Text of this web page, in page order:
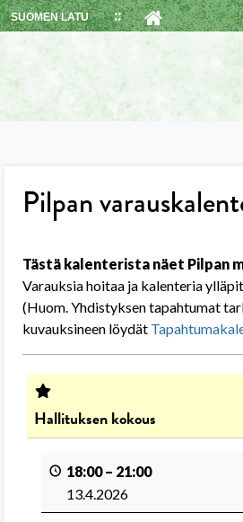
Skip
to
SUOMEN LATU
Pilpan
Tästä kalenterista näet Pilpan
Varauksia hoitaa ja kalenteria
(Huom. Yhdistyksen tapahtumat
kuvauksineen löydät
Hallituksen kokous
18:00 – 21:00
13.4.2026